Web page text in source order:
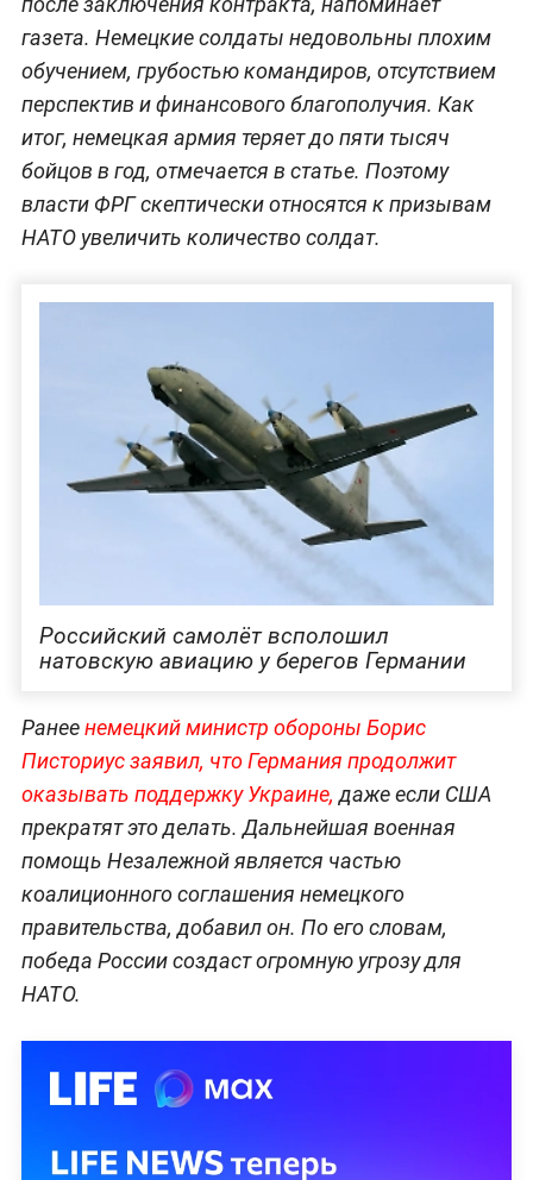
газета. Немецкие солдаты недовольны плохим
обучением, грубостью командиров, отсутствием
перспектив и финансового благополучия. Как
итог, немецкая армия теряет до пяти тысяч
бойцов в год, отмечается в статье. Поэтому
власти ФРГ скептически относятся к призывам
НАТО увеличить количество солдат.
Российский самолёт всполошил
натовскую авиацию у берегов Германии
Ранеенемецкий министр обороны Борис
Писториус заявил, что Германия продолжит
оказывать поддержку Украине, даже если США
прекратят это делать. Дальнейшая военная
помощь Незалежной является частью
коалиционного соглашения немецкого
правительства, добавил он. По его словам,
победа России создаст огромную угрозу для
НАТО.